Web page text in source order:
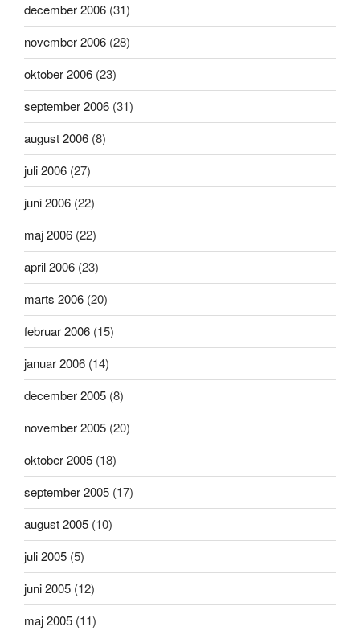
december 2006 (31)
november 2006 (28)
oktober 2006 (23)
september 2006 (31)
august 2006 (8)
juli 2006 (27)
juni 2006 (22)
maj 2006 (22)
april 2006 (23)
marts 2006 (20)
februar 2006 (15)
januar 2006 (14)
december 2005 (8)
november 2005 (20)
oktober 2005 (18)
september 2005 (17)
august 2005 (10)
juli 2005 (5)
juni 2005 (12)
maj 2005 (11)